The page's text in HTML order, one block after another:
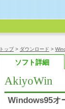
トップ> ダウンロード >
ソフト詳細
AkiyoWin
Windows95オ